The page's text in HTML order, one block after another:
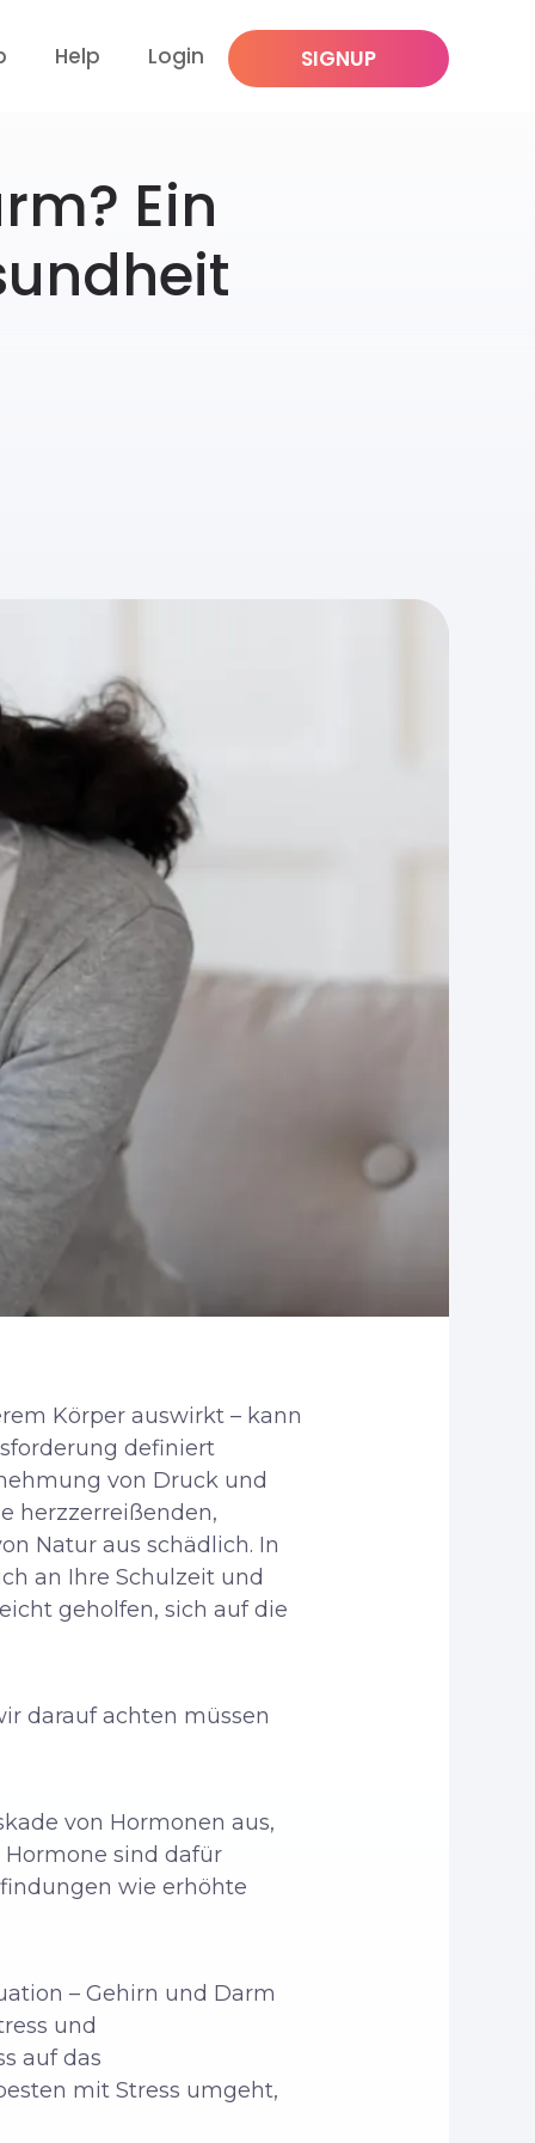
Help Login SIGNUP
Ein
Körper auswirkt – kann
definiert
von Druck und
herzzerreißenden,
Natur aus schädlich. In
an Ihre Schulzeit und
geholfen, sich auf die
darauf achten müssen
von Hormonen aus,
Hormone sind dafür
wie erhöhte
– Gehirn und Darm
und
auf das
mit Stress umgeht,